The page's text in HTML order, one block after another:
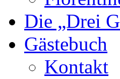
Die „Drei
Gästebuch
Kontakt